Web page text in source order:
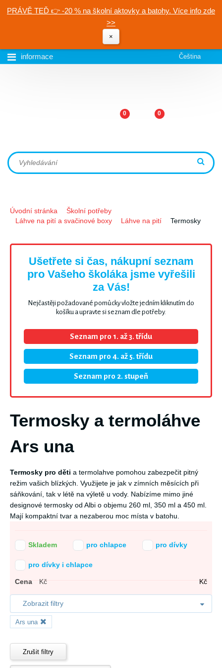
PRÁVĚ TEĎ 👉 -20 % na školní aktovky a batohy. Více info zde
>>
×
informace Čeština
0 0
Úvodní stránka
Školní potřeby
Láhve na pití a svačinové boxy
Láhve na pití Termosky
Ušetřete si čas, nákupní seznam
pro Vašeho školáka jsme vyřešili
za Vás!
Nejčastěji požadované pomůcky vložte jedním kliknutím do
košíku a upravte si seznam dle potřeby.
Seznam pro 1. až 3. třídu
Seznam pro 4. až 5. třídu
Seznam pro 2. stupeň
Termosky a termoláhve
Ars una
Termosky pro děti a termolahve pomohou zabezpečit pitný
režim vašich blízkých. Využijete je jak v zímních měsících při
sáňkování, tak v létě na výletě u vody. Nabízíme mimo jiné
designové termosky od Albi o objemu 260 ml, 350 ml a 450 ml.
Mají kompaktní tvar a nezaberou moc místa v batohu.
Skladem pro chlapce pro dívky
pro dívky i chlapce
Cena Kč Kč
Zobrazit filtry
Ars una
Zrušit filtry